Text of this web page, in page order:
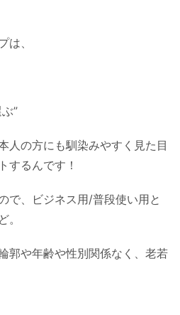
は、
”
人の方にも馴染みやすく見た目
するんです！
で、ビジネス用/普段使い用と
。
郭や年齢や性別関係なく、老若